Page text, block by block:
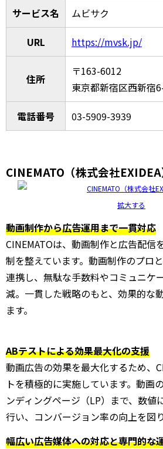
サービス名 ムビサク
URL https://mvsk.jp/
住所
〒163-6012
東京都新宿区西新宿
電話番号 03-5909-3939
CINEMATO（株式会社EXIDEA
拡大する
動画制作から広告運用まで一貫対応
CINEMATOは、動画制作と広告配信
制を整えています。動画制作のプロ
連携し、無駄な手数料やコミュニケ
減。一貫した戦略のもと、効果的な
ます。
ABテストによる効果最大化の支援
動画広告の効果を最大化するため、
トを積極的に実施しています。動画
ンディングページ（LP）まで、数値
行い、コンバージョン率の向上を図り
幅広い広告媒体への対応と専門的な